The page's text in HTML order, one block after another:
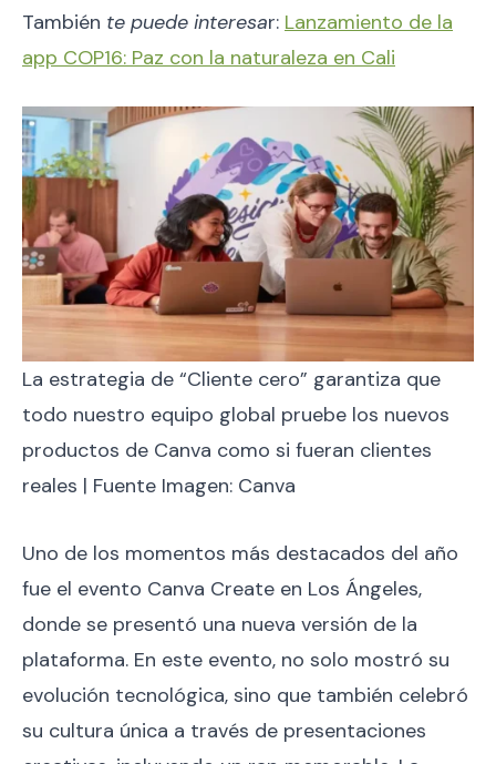
También te puede interesar: Lanzamiento de la
app COP16: Paz con la naturaleza en Cali
La estrategia de “Cliente cero” garantiza que
todo nuestro equipo global pruebe los nuevos
productos de Canva como si fueran clientes
reales | Fuente Imagen: Canva
Uno de los momentos más destacados del año
fue el evento Canva Create en Los Ángeles,
donde se presentó una nueva versión de la
plataforma. En este evento, no solo mostró su
evolución tecnológica, sino que también celebró
su cultura única a través de presentaciones